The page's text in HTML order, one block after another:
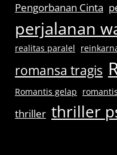
Pengorbanan Cinta
perjalanan
realitas paralel
romansa tragis
Romantis gelap
thriller thriller